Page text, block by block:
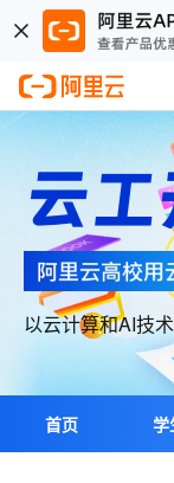
云
以云计算和AI技
首页 学